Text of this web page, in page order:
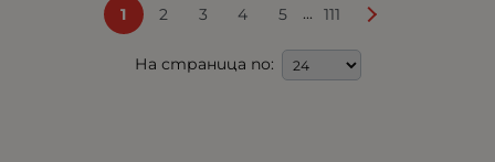
1 2 3 4 5 ... 111
На страница по: